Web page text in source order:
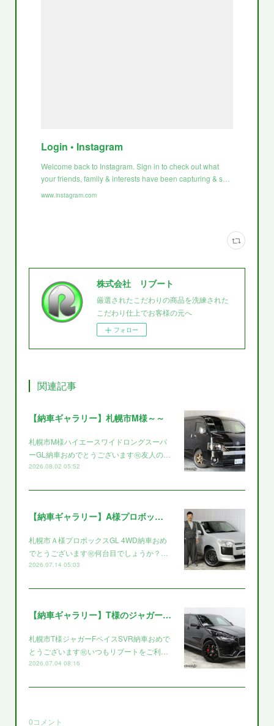
Login • Instagram
Welcome back to Instagram. Sign in to check out what
your friends, family & interests have been capturing & s…
www.instagram.com
株式会社 リブート
厳選されたこだわりの商品を洗練された
こだわり仕上でお客様の元へ
フォロー
関連記事
【納車ギャラリー】札幌市M様～～
札幌市M様ハイエースワイドロングスーパ
ーGL納車おめでとうございます㊗️友人の…
2026.08.02 05:52
【納車ギャラリー】A様プロボックス～～
札幌市Ａ様プロボックスGL 4WD納車おめ
でとうございます㊗️何台目でしょうか？…
2026.07.14 05:03
【納車ギャラリー】T様のジャガー～～
札幌市T様ジャガーFペイスSVR納車おめで
とうございます㊗️いつもリブートをご利…
2026.07.04 08:16
0コメント